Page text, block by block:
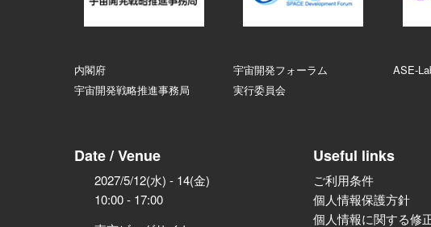
内閣府
宇宙開発戦略推進事務局
宇宙開発フォーラム
実行委員会
Date / Venue
2027/5/12(水) - 14(金)
10:00 - 17:00
Useful links
ご利用条件
個人情報保護方針
個人情報に関する修